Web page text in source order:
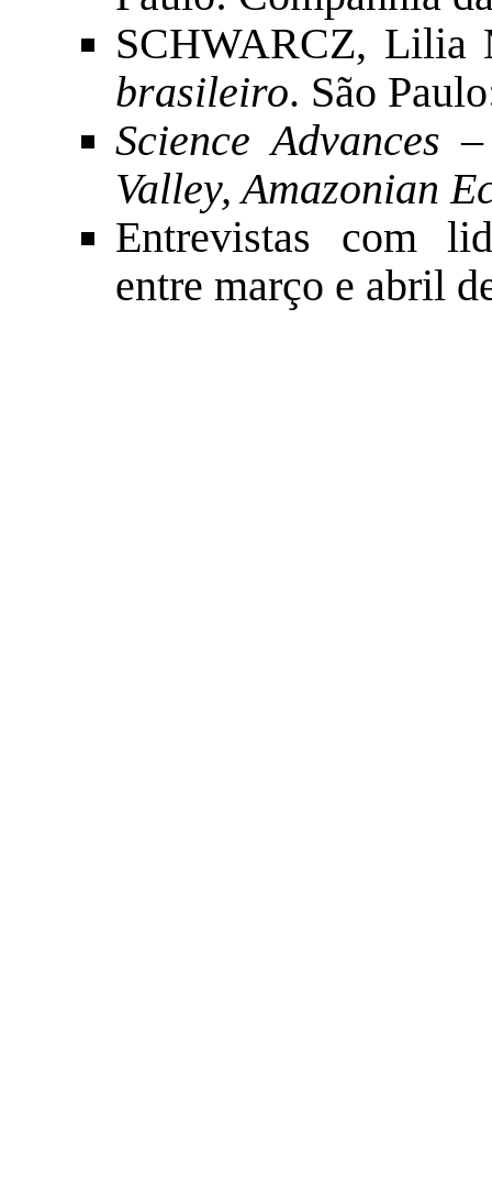
SCHWARCZ,
brasileiro. São
Science Advances
Valley, Amazonian
Entrevistas com
entre março e abril